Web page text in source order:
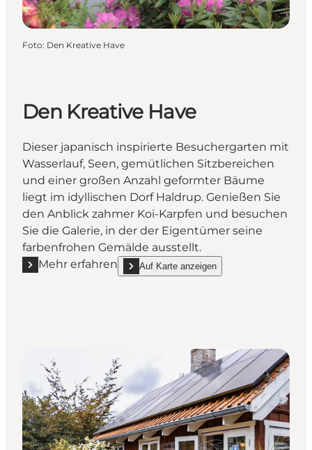
Foto: Den Kreative Have
Den Kreative Have
Dieser japanisch inspirierte Besuchergarten mit
Wasserlauf, Seen, gemütlichen Sitzbereichen
und einer großen Anzahl geformter Bäume
liegt im idyllischen Dorf Haldrup. Genießen Sie
den Anblick zahmer Koi-Karpfen und besuchen
Sie die Galerie, in der der Eigentümer seine
farbenfrohen Gemälde ausstellt.
Mehr erfahren
Mehr erfahren "Den Kreative Have"
Auf Karte anzeigen
show Den Kreative Have on_map